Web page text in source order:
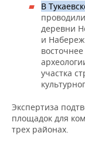
В
деревни
и
участка
Экспертиза
площадок для
трех районах.